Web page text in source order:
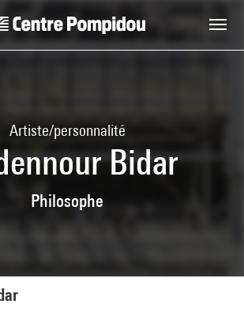
Artiste/personnalité
Bidar
Philosophe